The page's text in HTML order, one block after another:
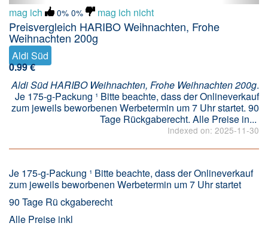
mag ich 0% 0% mag ich nicht
Preisvergleich HARIBO Weihnachten, Frohe
Weihnachten 200g
Aldi Süd
0.99 €
Aldi Süd HARIBO Weihnachten, Frohe Weihnachten 200g.
Je 175-g-Packung ¹ Bitte beachte, dass der Onlineverkauf
zum jeweils beworbenen Werbetermin um 7 Uhr startet. 90
Tage Rückgaberecht. Alle Preise in...
Indexed on: 2025-11-30
Je 175-g-Packung ¹ Bitte beachte, dass der Onlineverkauf
zum jeweils beworbenen Werbetermin um 7 Uhr startet
90 Tage Rü ckgaberecht
Alle Preise inkl